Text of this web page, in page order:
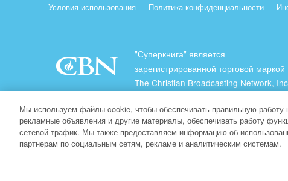
Условия использования Политика конфиденциальности
"Суперкнига" является
зарегистрированной торговой маркой
The Christian Broadcasting Network,
Все права защищены.
About CBN
Мы используем файлы cookie, чтобы обеспечивать правильную работу
рекламные объявления и другие материалы, обеспечивать работу
сетевой трафик. Мы также предоставляем информацию об
партнерам по социальным сетям, рекламе и аналитическим системам.